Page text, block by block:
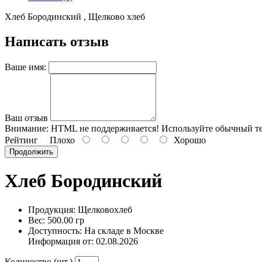
Хлеб Бородинский , Щелково хлеб
Написать отзыв
Ваше имя:
Ваш отзыв
Внимание: HTML не поддерживается! Используйте обычный
Рейтинг Плохо Хорошо
Продолжить
Хлеб Бородинский
Продукция: Щелковохлеб
Вес: 500.00 гр
Доступность: На складе в Москве
Информация от: 02.08.2026